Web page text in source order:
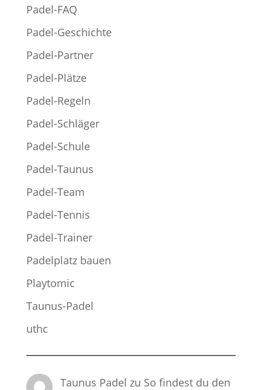
Padel-FAQ
Padel-Geschichte
Padel-Partner
Padel-Plätze
Padel-Regeln
Padel-Schläger
Padel-Schule
Padel-Taunus
Padel-Team
Padel-Tennis
Padel-Trainer
Padelplatz bauen
Playtomic
Taunus-Padel
uthc
Taunus Padel zu So findest du den